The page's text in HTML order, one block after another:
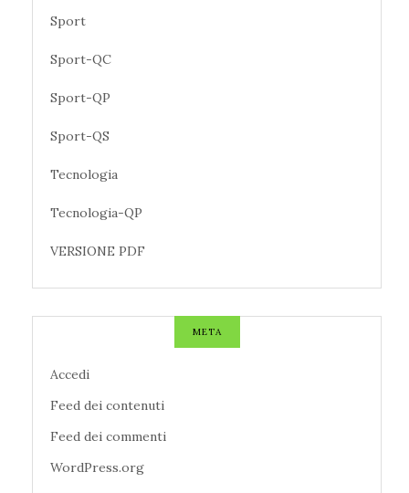
Sport
Sport-QC
Sport-QP
Sport-QS
Tecnologia
Tecnologia-QP
VERSIONE PDF
META
Accedi
Feed dei contenuti
Feed dei commenti
WordPress.org